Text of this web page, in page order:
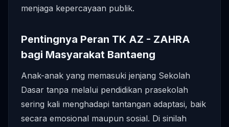
menjaga kepercayaan publik.
Pentingnya Peran TK AZ - ZAHRA
bagi Masyarakat Bantaeng
Anak-anak yang memasuki jenjang Sekolah
Dasar tanpa melalui pendidikan prasekolah
sering kali menghadapi tantangan adaptasi, baik
secara emosional maupun sosial. Di sinilah